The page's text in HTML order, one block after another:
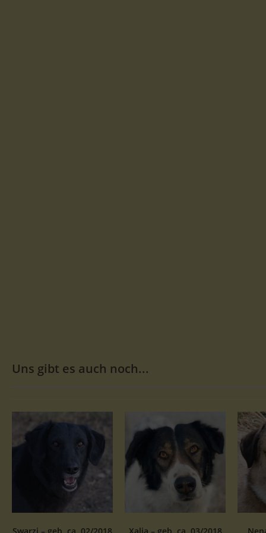
Uns gibt es auch noch...